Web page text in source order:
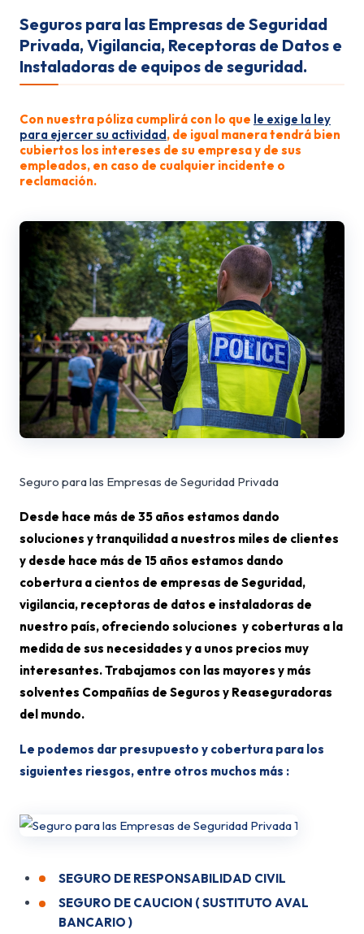
Seguros para las Empresas de Seguridad
Privada, Vigilancia, Receptoras de Datos e
Instaladoras de equipos de seguridad.
Con nuestra póliza cumplirá con lo que le exige la ley
para ejercer su actividad, de igual manera tendrá bien
cubiertos los intereses de su empresa y de sus
empleados, en caso de cualquier incidente o
reclamación.
Seguro para las Empresas de Seguridad Privada
Desde hace más de 35 años estamos dando
soluciones y tranquilidad a nuestros miles de clientes
y desde hace más de 15 años estamos dando
cobertura a cientos de empresas de Seguridad,
vigilancia, receptoras de datos e instaladoras de
nuestro país, ofreciendo soluciones y coberturas a la
medida de sus necesidades y a unos precios muy
interesantes. Trabajamos con las mayores y más
solventes Compañías de Seguros y Reaseguradoras
del mundo.
Le podemos dar presupuesto y cobertura para los
siguientes riesgos, entre otros muchos más :
SEGURO DE RESPONSABILIDAD CIVIL
SEGURO DE CAUCION ( SUSTITUTO AVAL
BANCARIO )